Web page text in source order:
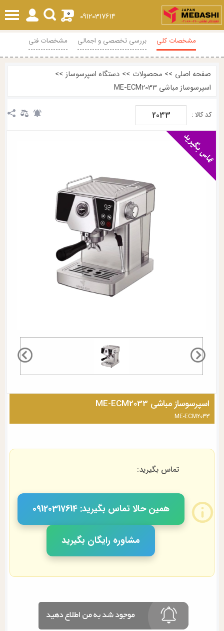
09120317614
0
مشخصات کلی بررسی تخصصی و اجمالی مشخصات فنی
صفحه اصلی >> محصولات >> دستگاه اسپرسوساز >>
اسپرسوساز مباشی ME-ECM2033
کد کالا : 2033
اسپرسوساز مباشی ME-ECM2033
ME-ECM2033
تماس بگیرید:
همین حالا تماس بگیرید: 09120317614
مشاوره رایگان بگیرید